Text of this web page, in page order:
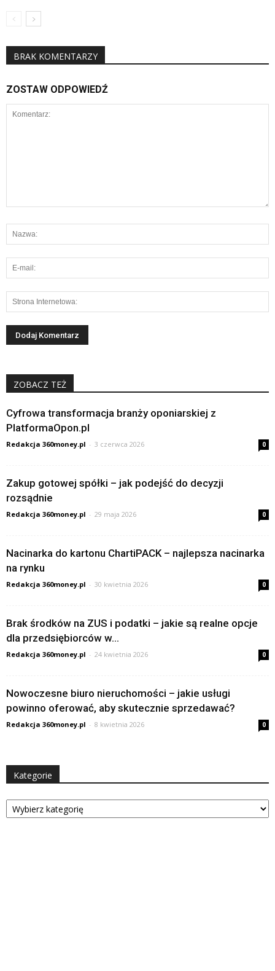
BRAK KOMENTARZY
ZOSTAW ODPOWIEDŹ
ZOBACZ TEŻ
Cyfrowa transformacja branży oponiarskiej z
PlatformaOpon.pl
Redakcja 360money.pl - 3 czerwca 2026 0
Zakup gotowej spółki – jak podejść do decyzji
rozsądnie
Redakcja 360money.pl - 29 maja 2026 0
Nacinarka do kartonu ChartiPACK – najlepsza nacinarka
na rynku
Redakcja 360money.pl - 30 kwietnia 2026 0
Brak środków na ZUS i podatki – jakie są realne opcje
dla przedsiębiorców w...
Redakcja 360money.pl - 24 kwietnia 2026 0
Nowoczesne biuro nieruchomości – jakie usługi
powinno oferować, aby skutecznie sprzedawać?
Redakcja 360money.pl - 8 kwietnia 2026 0
Kategorie
Kategorie